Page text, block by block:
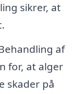
sikrer, at
af
for, at alger
skader på